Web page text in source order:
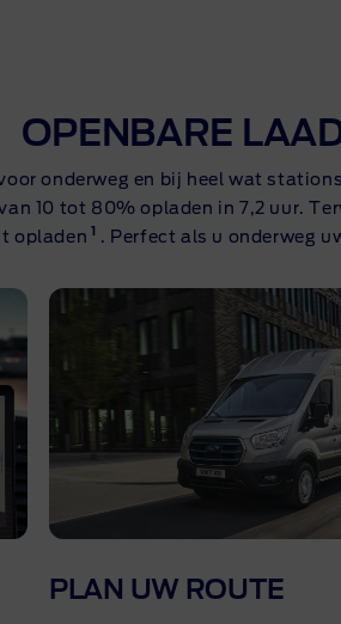
OPENBARE
onderweg en bij heel wat
10 tot 80% opladen in 7,2 uur.
opladen 1 . Perfect als u onderweg
PLAN UW ROUTE